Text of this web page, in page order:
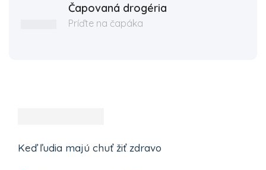
Čapovaná drogéria
Príďte na čapáka
Keď ľudia majú chuť žiť zdravo